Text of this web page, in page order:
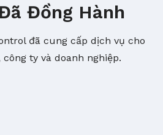
Đồng Hành
đã cung cấp dịch vụ cho
ty và doanh nghiệp.